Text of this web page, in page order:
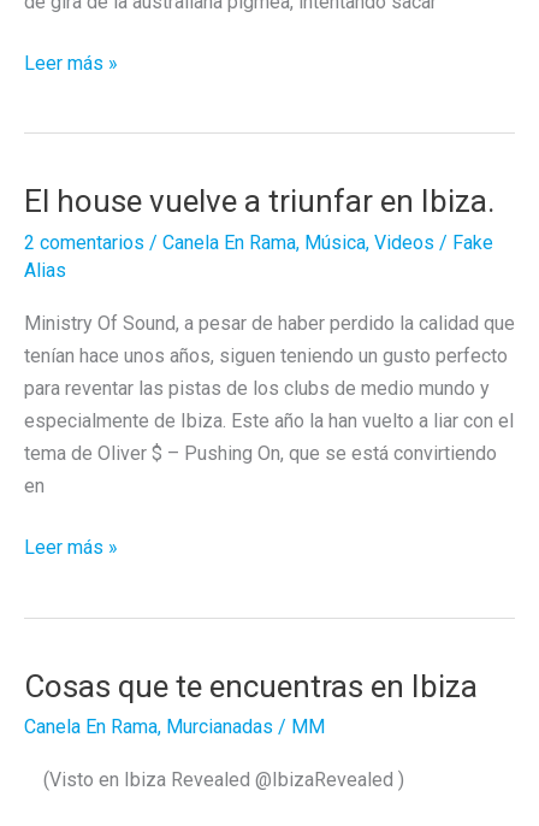
Aperitivo
Ibiza
Leer más »
El house vuelve a triunfar en Ibiza.
2 comentarios / Canela En Rama, Música, Videos / Fake
Alias
Ministry Of Sound, a pesar de haber perdido la calidad que
tenían hace unos años, siguen teniendo un gusto perfecto
para reventar las pistas de los clubs de medio mundo y
especialmente de Ibiza. Este año la han vuelto a liar con el
tema de Oliver $ – Pushing On, que se está convirtiendo
en
El
triunfar
Ibiza.
Leer más »
Cosas que te encuentras en Ibiza
Canela En Rama, Murcianadas / MM
(Visto en Ibiza Revealed @IbizaRevealed )